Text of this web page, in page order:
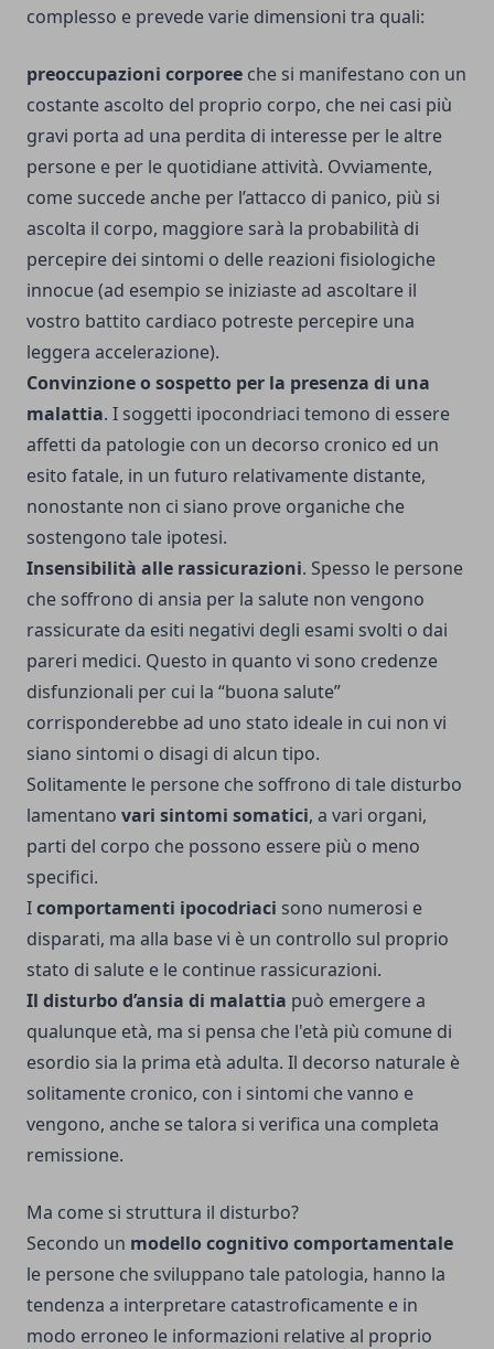
complesso e prevede varie dimensioni tra quali:
preoccupazioni corporee che si manifestano con un
costante ascolto del proprio corpo, che nei casi più
gravi porta ad una perdita di interesse per le altre
persone e per le quotidiane attività. Ovviamente,
come succede anche per l’attacco di panico, più si
ascolta il corpo, maggiore sarà la probabilità di
percepire dei sintomi o delle reazioni fisiologiche
innocue (ad esempio se iniziaste ad ascoltare il
vostro battito cardiaco potreste percepire una
leggera accelerazione).
Convinzione o sospetto per la presenza di una
malattia. I soggetti ipocondriaci temono di essere
affetti da patologie con un decorso cronico ed un
esito fatale, in un futuro relativamente distante,
nonostante non ci siano prove organiche che
sostengono tale ipotesi.
Insensibilità alle rassicurazioni. Spesso le persone
che soffrono di ansia per la salute non vengono
rassicurate da esiti negativi degli esami svolti o dai
pareri medici. Questo in quanto vi sono credenze
disfunzionali per cui la “buona salute”
corrisponderebbe ad uno stato ideale in cui non vi
siano sintomi o disagi di alcun tipo.
Solitamente le persone che soffrono di tale disturbo
lamentano vari sintomi somatici, a vari organi,
parti del corpo che possono essere più o meno
specifici.
Icomportamenti ipocodriaci sono numerosi e
disparati, ma alla base vi è un controllo sul proprio
stato di salute e le continue rassicurazioni.
Il disturbo d’ansia di malattia può emergere a
qualunque età, ma si pensa che l'età più comune di
esordio sia la prima età adulta. Il decorso naturale è
solitamente cronico, con i sintomi che vanno e
vengono, anche se talora si verifica una completa
remissione.
Ma come si struttura il disturbo?
Secondo un modello cognitivo comportamentale
le persone che sviluppano tale patologia, hanno la
tendenza a interpretare catastroficamente e in
modo erroneo le informazioni relative al proprio